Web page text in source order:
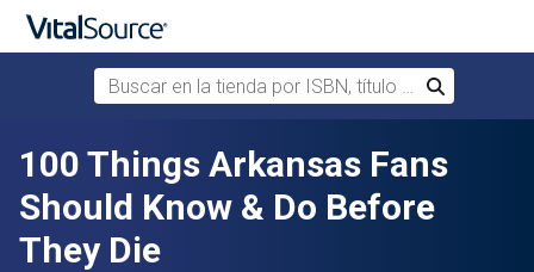
Saltar al contenido principal
Buscar en la tienda por ISBN, título o autor
Buscar
100 Things Arkansas Fans
Should Know & Do Before
They Die